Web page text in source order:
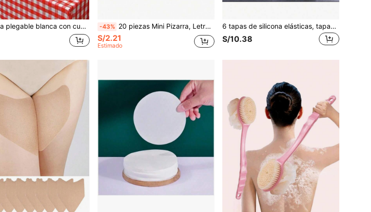
Una mesa plegable blanca con cubierta de malla a prueba de moscas y polvo, que se puede reutilizar -43% 20 piezas Mini Pizarra, Letreros de decoración del hogar, Soportes de exhibición de tablero de mensaje de madera mini, Adecuado para boda, exhibición de hornear, hotel, fiesta, postre, tarjetas de mesa, Día de la Madre, Graduación
S/2.21
Estimado
6 tapas de silicona elásticas, tapas reutilizables para recipientes de alimentos, tapas multiusos para mantener frescos frutas y verduras, tapas herméticas, recipientes para almacenamiento de alimentos, accesorios de cocina
S/10.38